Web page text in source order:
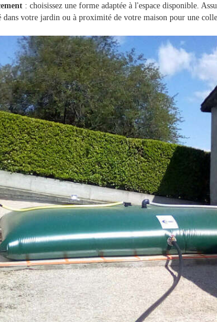
: choisissez une forme adaptée à l'espace disponible.
votre jardin ou à proximité de votre maison pour une